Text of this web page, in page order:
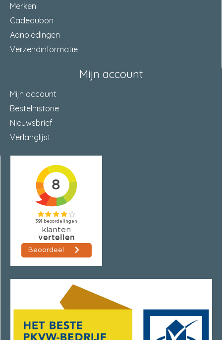
Merken
Cadeaubon
Aanbiedingen
Verzendinformatie
Mijn account
Mijn account
Bestelhistorie
Nieuwsbrief
Verlanglijst